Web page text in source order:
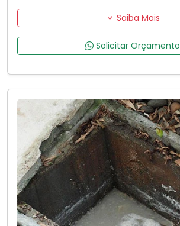
Saiba Mais
Solicitar Orçamento